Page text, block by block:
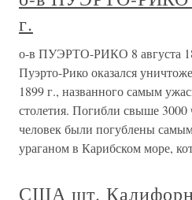
г.
о-в ПУЭРТО-РИКО 8 августа
Пуэрто-Рико оказался
1899 г., названного самым
столетия. Погибли свыше
человек были погублены
ураганом в Карибском море,
США шт.